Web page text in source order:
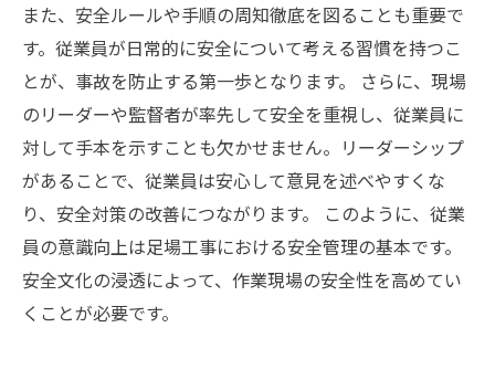
また、安全ルールや手順の周知徹底を図ることも重要で
す。従業員が日常的に安全について考える習慣を持つこ
とが、事故を防止する第一歩となります。 さらに、現場
のリーダーや監督者が率先して安全を重視し、従業員に
対して手本を示すことも欠かせません。リーダーシップ
があることで、従業員は安心して意見を述べやすくな
り、安全対策の改善につながります。 このように、従業
員の意識向上は足場工事における安全管理の基本です。
安全文化の浸透によって、作業現場の安全性を高めてい
くことが必要です。